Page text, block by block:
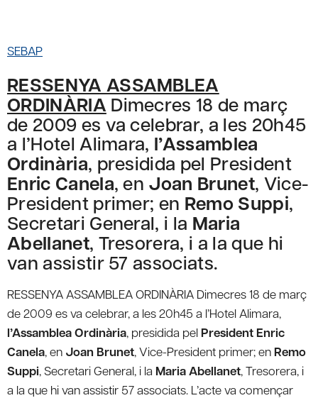
SEBAP
RESSENYA ASSAMBLEA
ORDINÀRIA Dimecres 18 de març
de 2009 es va celebrar, a les 20h45
a l’Hotel Alimara, l’Assamblea
Ordinària, presidida pel President
Enric Canela, en Joan Brunet, Vice-
President primer; en Remo Suppi,
Secretari General, i la Maria
Abellanet, Tresorera, i a la que hi
van assistir 57 associats.
RESSENYA ASSAMBLEA ORDINÀRIA Dimecres 18 de març
de 2009 es va celebrar, a les 20h45 a l’Hotel Alimara,
l’Assamblea Ordinària, presidida pel President Enric
Canela, en Joan Brunet, Vice-President primer; en Remo
Suppi, Secretari General, i la Maria Abellanet, Tresorera, i
a la que hi van assistir 57 associats. L’acte va començar